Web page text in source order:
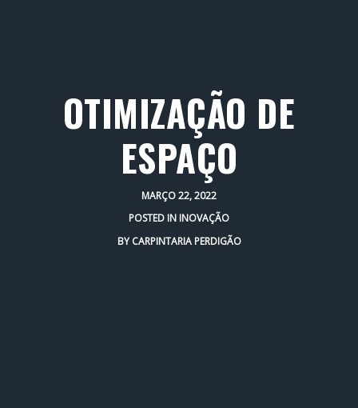
OTIMIZAÇÃO DE
ESPAÇO
MARÇO 22, 2022
POSTED IN INOVAÇÃO
BYCARPINTARIA PERDIGÃO